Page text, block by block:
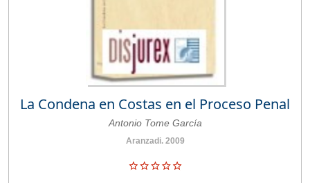
La Condena en Costas en el Proceso Penal
Antonio Tome García
Aranzadi. 2009